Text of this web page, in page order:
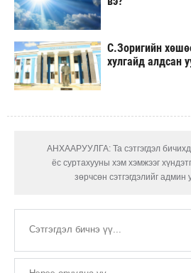
С.Зоригийн
хулгайд алдсан
АНХААРУУЛГА: Та сэтгэгдэл
ёс суртахууны хэм хэмжээг
зөрчсөн сэтгэгдэлийг админ